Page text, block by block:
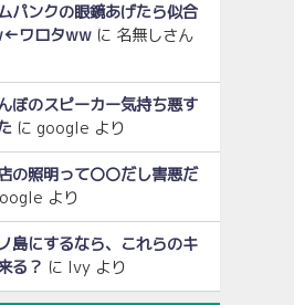
パンクの眼鏡あげたら似合
ワロタwwに 名無しさん
ぼのスピーカー気持ち悪す
に google より
の照明って〇〇だし害悪だ
より
島にするなら、これらのキ
る？ に Ivyより